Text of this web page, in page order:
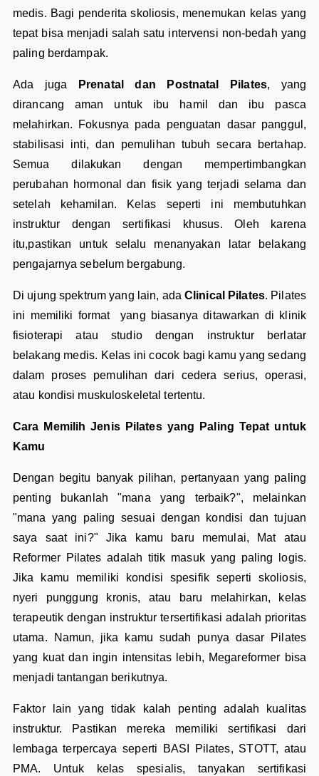
medis. Bagi penderita skoliosis, menemukan kelas yang
tepat bisa menjadi salah satu intervensi non-bedah yang
paling berdampak.
Ada juga Prenatal dan Postnatal Pilates, yang
dirancang aman untuk ibu hamil dan ibu pasca
melahirkan. Fokusnya pada penguatan dasar panggul,
stabilisasi inti, dan pemulihan tubuh secara bertahap.
Semua dilakukan dengan mempertimbangkan
perubahan hormonal dan fisik yang terjadi selama dan
setelah kehamilan. Kelas seperti ini membutuhkan
instruktur dengan sertifikasi khusus. Oleh karena
itu,pastikan untuk selalu menanyakan latar belakang
pengajarnya sebelum bergabung.
Di ujung spektrum yang lain, adaClinical Pilates. Pilates
ini memiliki format yang biasanya ditawarkan di klinik
fisioterapi atau studio dengan instruktur berlatar
belakang medis. Kelas ini cocok bagi kamu yang sedang
dalam proses pemulihan dari cedera serius, operasi,
atau kondisi muskuloskeletal tertentu.
Cara Memilih Jenis Pilates yang Paling Tepat untuk
Kamu
Dengan begitu banyak pilihan, pertanyaan yang paling
penting bukanlah "mana yang terbaik?", melainkan
"mana yang paling sesuai dengan kondisi dan tujuan
saya saat ini?" Jika kamu baru memulai, Mat atau
Reformer Pilates adalah titik masuk yang paling logis.
Jika kamu memiliki kondisi spesifik seperti skoliosis,
nyeri punggung kronis, atau baru melahirkan, kelas
terapeutik dengan instruktur tersertifikasi adalah prioritas
utama. Namun, jika kamu sudah punya dasar Pilates
yang kuat dan ingin intensitas lebih, Megareformer bisa
menjadi tantangan berikutnya.
Faktor lain yang tidak kalah penting adalah kualitas
instruktur. Pastikan mereka memiliki sertifikasi dari
lembaga terpercaya seperti BASI Pilates, STOTT, atau
PMA. Untuk kelas spesialis, tanyakan sertifikasi